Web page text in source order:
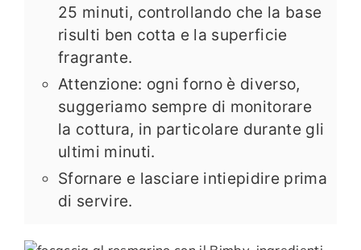
25 minuti, controllando che la base
risulti ben cotta e la superficie
fragrante.
Attenzione: ogni forno è diverso,
suggeriamo sempre di monitorare
la cottura, in particolare durante gli
ultimi minuti.
Sfornare e lasciare intiepidire prima
di servire.